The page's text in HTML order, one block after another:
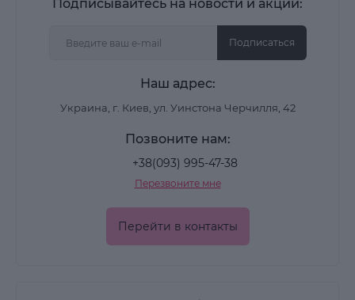
Подписывайтесь на новости и акции:
Подписаться
Наш адрес:
Украина, г. Киев, ул. Уинстона Черчилля, 42
Позвоните нам:
+38(093) 995-47-38
Перезвоните мне
Перейти в контакты